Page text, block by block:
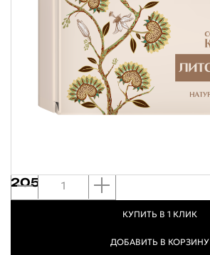
АВТОРИЗАЦИЯ
205 руб.
КУПИТЬ В 1 КЛИК
ДОБАВИТЬ В КОРЗИНУ